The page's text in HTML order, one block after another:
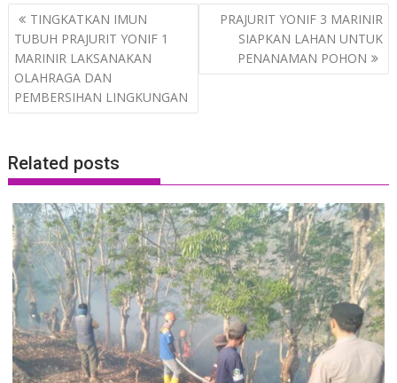
Post
navigation
TINGKATKAN IMUN
TUBUH PRAJURIT YONIF 1
MARINIR LAKSANAKAN
OLAHRAGA DAN
PEMBERSIHAN LINGKUNGAN
PRAJURIT YONIF 3 MARINIR
SIAPKAN LAHAN UNTUK
PENANAMAN POHON
Related posts